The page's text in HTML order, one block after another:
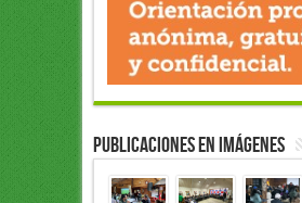
Publicaciones en Imágenes